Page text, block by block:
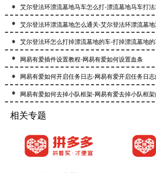
艾尔登法环漂流墓地马车怎么打-漂流墓地马车打
艾尔登法环漂流墓地怎么通关-艾尔登法环漂流墓
艾尔登法环怎么打掉漂流墓地的车-打掉漂流墓地
网易有爱插件设置教程-网易有爱如何设置血条
网易有爱如何开启任务日志-网易有爱开启任务日
网易有爱如何去掉小队框架-网易有爱去掉小队框
相关专题